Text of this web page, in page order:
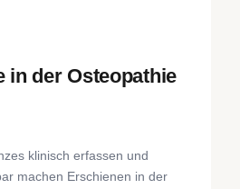
in der Osteopathie
klinisch erfassen und
machen Erschienen in der